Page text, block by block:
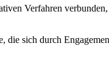
Verfahren verbunden,
die sich durch